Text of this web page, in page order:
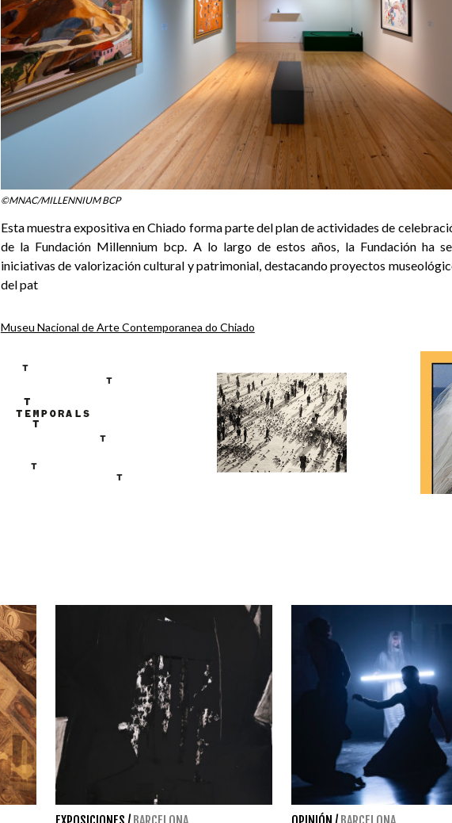
©MNAC/MILLENNIUM BCP
Esta muestra expositiva en Chiado forma parte del plan de actividades de
de la Fundación Millennium bcp. A lo largo de estos años, la Fundación ha
iniciativas de valorización cultural y patrimonial, destacando proyectos
del pat
Museu Nacional de Arte Contemporanea do Chiado